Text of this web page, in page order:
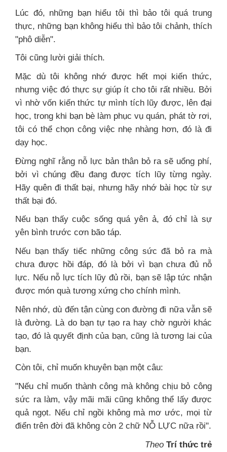
Lúc đó, những bạn hiểu tôi thì bảo tôi quá trung
thực, những bạn không hiểu thì bảo tôi chảnh, thích
"phô diễn".
Tôi cũng lười giải thích.
Mặc dù tôi không nhớ được hết mọi kiến thức,
nhưng việc đó thực sự giúp ít cho tôi rất nhiều. Bởi
vì nhờ vốn kiến thức tự mình tích lũy được, lên đại
học, trong khi bạn bè làm phục vụ quán, phát tờ rơi,
tôi có thể chọn công việc nhẹ nhàng hơn, đó là đi
dạy học.
Đừng nghĩ rằng nỗ lực bản thân bỏ ra sẽ uổng phí,
bởi vì chúng đều đang được tích lũy từng ngày.
Hãy quên đi thất bại, nhưng hãy nhớ bài học từ sự
thất bại đó.
Nếu bạn thấy cuộc sống quá yên ả, đó chỉ là sự
yên bình trước cơn bão táp.
Nếu bạn thấy tiếc những công sức đã bỏ ra mà
chưa được hồi đáp, đó là bởi vì bạn chưa đủ nỗ
lực. Nếu nỗ lực tích lũy đủ rồi, bạn sẽ lập tức nhận
được món quà tương xứng cho chính mình.
Nên nhớ, dù đến tận cùng con đường đi nữa vẫn sẽ
là đường. Là do bạn tự tạo ra hay chờ người khác
tạo, đó là quyết định của bạn, cũng là tương lai của
bạn.
Còn tôi, chỉ muốn khuyên bạn một câu:
"Nếu chỉ muốn thành công mà không chịu bỏ công
sức ra làm, vậy mãi mãi cũng không thể lấy được
quả ngọt. Nếu chỉ ngồi không mà mơ ước, mọi từ
điển trên đời đã không còn 2 chữ NỖ LỰC nữa rồi".
Theo Trí thức trẻ